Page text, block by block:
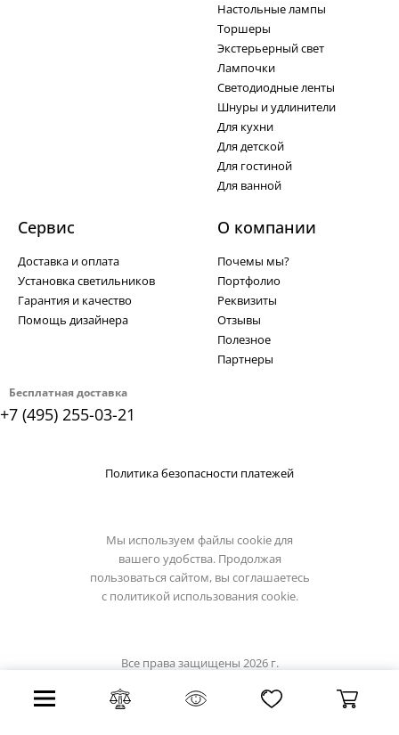
Бесплатная доставка
+7 (495) 255-03-21
Настольные лампы
Торшеры
Экстерьерный свет
Лампочки
Светодиодные ленты
Шнуры и удлинители
Для кухни
Для детской
Для гостиной
Для ванной
Сервис
Доставка и оплата
Установка светильников
Гарантия и качество
Помощь дизайнера
О компании
Почемы мы?
Портфолио
Реквизиты
Отзывы
Полезное
Партнеры
Политика безопасности платежей
Мы используем файлы cookie для
вашего удобства. Продолжая
пользоваться сайтом, вы соглашаетесь
с политикой использования cookie.
Все права защищены 2026 г.